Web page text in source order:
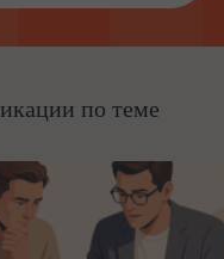
по теме